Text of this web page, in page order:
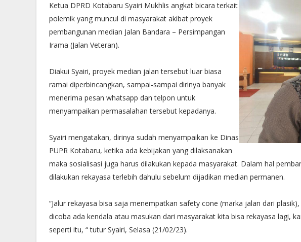
Ketua DPRD Kotabaru Syairi Mukhlis angkat bicara terkait
polemik yang muncul di masyarakat akibat proyek
pembangunan median Jalan Bandara – Persimpangan
Irama (Jalan Veteran).
Diakui Syairi, proyek median jalan tersebut luar biasa
ramai diperbincangkan, sampai-sampai dirinya banyak
menerima pesan whatsapp dan telpon untuk
menyampaikan permasalahan tersebut kepadanya.
Syairi mengatakan, dirinya sudah menyampaikan ke Dinas
PUPR Kotabaru, ketika ada kebijakan yang dilaksanakan
maka sosialisasi juga harus dilakukan kepada masyarakat. Dalam hal
dilakukan rekayasa terlebih dahulu sebelum dijadikan median permanen.
“Jalur rekayasa bisa saja menempatkan safety cone (marka jalan dari
dicoba ada kendala atau masukan dari masyarakat kita bisa rekayasa lagi,
seperti itu, “ tutur Syairi, Selasa (21/02/23).